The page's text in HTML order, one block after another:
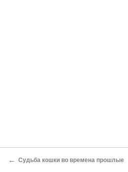
← Судьба кошки во времена прошлые